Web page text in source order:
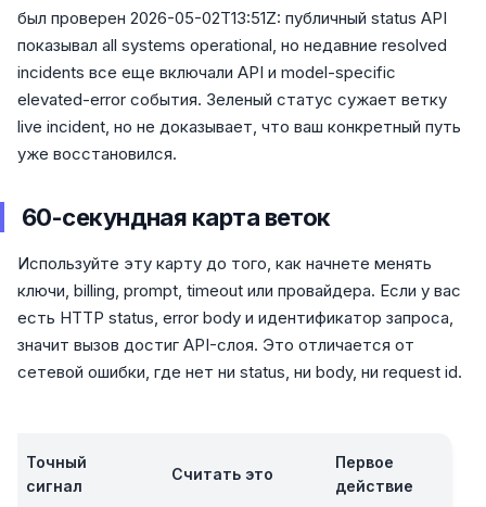
был проверен 2026-05-02T13:51Z: публичный status API
показывал all systems operational, но недавние resolved
incidents все еще включали API и model-specific
elevated-error события. Зеленый статус сужает ветку
live incident, но не доказывает, что ваш конкретный путь
уже восстановился.
60-секундная карта веток
Используйте эту карту до того, как начнете менять
ключи, billing, prompt, timeout или провайдера. Если у вас
есть HTTP status, error body и идентификатор запроса,
значит вызов достиг API-слоя. Это отличается от
сетевой ошибки, где нет ни status, ни body, ни request id.
Точный
сигнал
Считать это
Первое
действие